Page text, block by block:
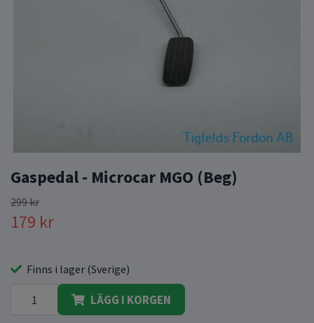
Gaspedal - Microcar MGO (Beg)
299 kr
179 kr
Finns i lager (Sverige)
LÄGG I KORGEN